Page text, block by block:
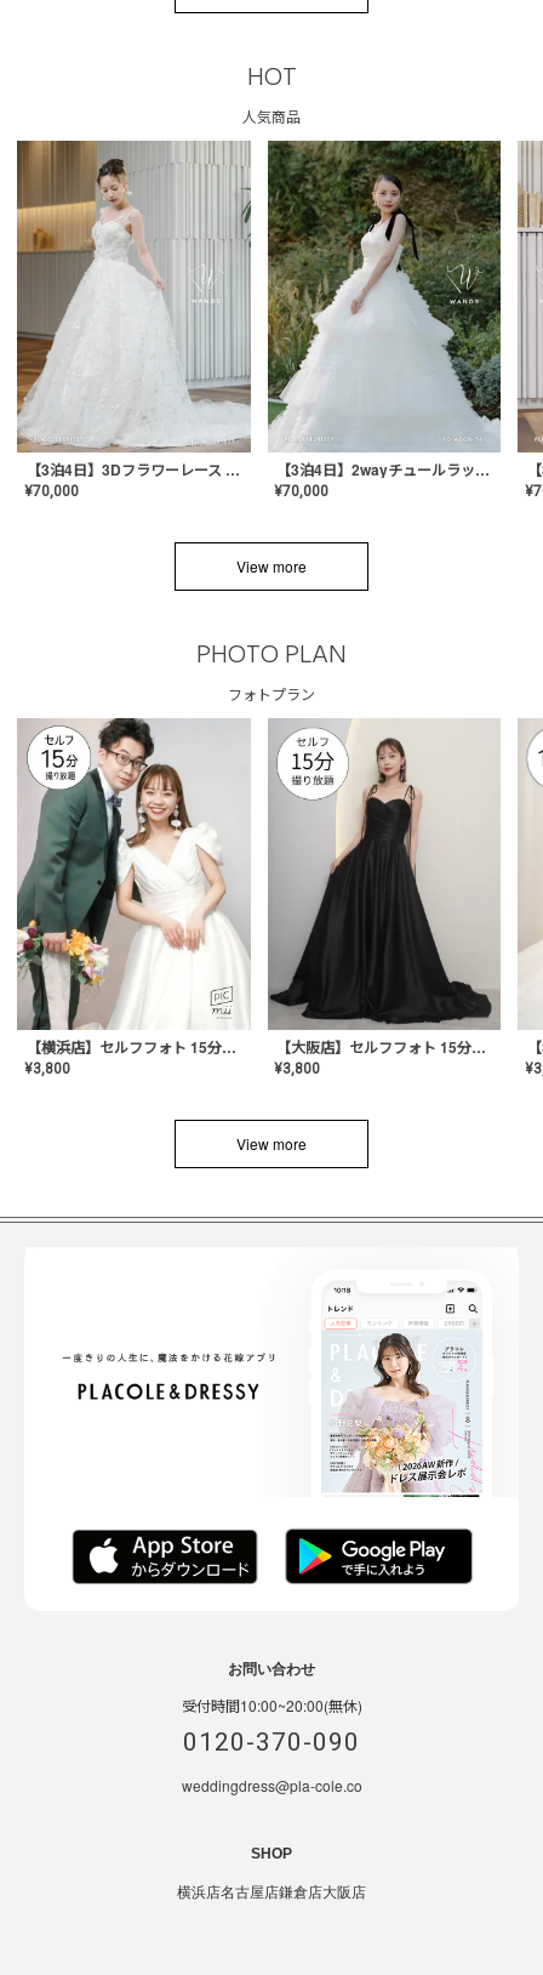
HOT
人気商品
【3泊4日】3Dフラワーレース ドレス〈PD-WDOR-331〉
¥70,000
【3泊4日】2wayチュールラッフルドレス〈PD-WDOR-341RTL〉
¥70,000 ¥
View more
PHOTO PLAN
フォトプラン
【横浜店】セルフフォト 15分撮り放題プラン
¥3,800
【大阪店】セルフフォト 15分撮り放題プラン
¥3,800 ¥
View more
お問い合わせ
受付時間10:00~20:00(無休)
0120-370-090
weddingdress@pla-cole.co
SHOP
横浜店名古屋店鎌倉店大阪店